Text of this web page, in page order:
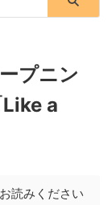
プニン
a
読みください